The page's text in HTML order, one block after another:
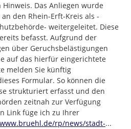
Das Anliegen wurde
den Rhein-Erft-Kreis als -
weitergeleitet. Diese
befasst. Aufgrund der
über Geruchsbelästigungen
auf das hierfür eingerichtete
melden Sie künftig
Formular. So können die
strukturiert erfasst und den
zeitnah zur Verfügung
Link füge ich zu Ihrer
https://
www.bruehl.de/rp/news/stadt-...